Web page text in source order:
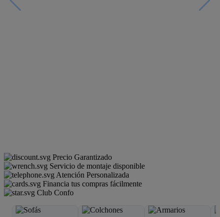
Precio Garantizado
Servicio de montaje disponible
Atención Personalizada
Financia tus compras fácilmente
Club Confo